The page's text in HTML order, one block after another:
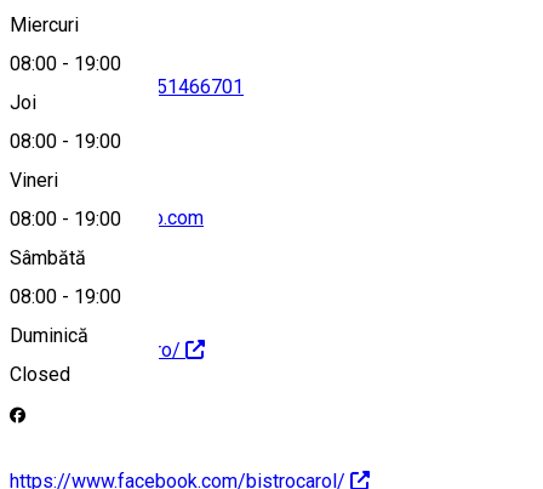
Miercuri
08:00 - 19:00
Joi
08:00 - 19:00
Vineri
08:00 - 19:00
Sâmbătă
08:00 - 19:00
Duminică
Closed
0351466701
mdmtrade@yahoo.com
http://bistrocarol.ro/
https://www.facebook.com/bistrocarol/